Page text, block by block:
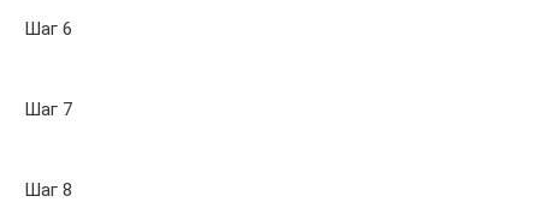
Шаг 6
Шаг 7
Шаг 8